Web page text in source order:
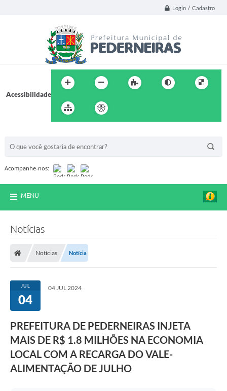
Login / Cadastro
Acessibilidade
Acompanhe-nos:
MENU
Notícias
Notícias Notícia
JUL
04
04 JUL 2024
PREFEITURA DE PEDERNEIRAS INJETA
MAIS DE R$ 1.8 MILHÕES NA ECONOMIA
LOCAL COM A RECARGA DO VALE-
ALIMENTAÇÃO DE JULHO